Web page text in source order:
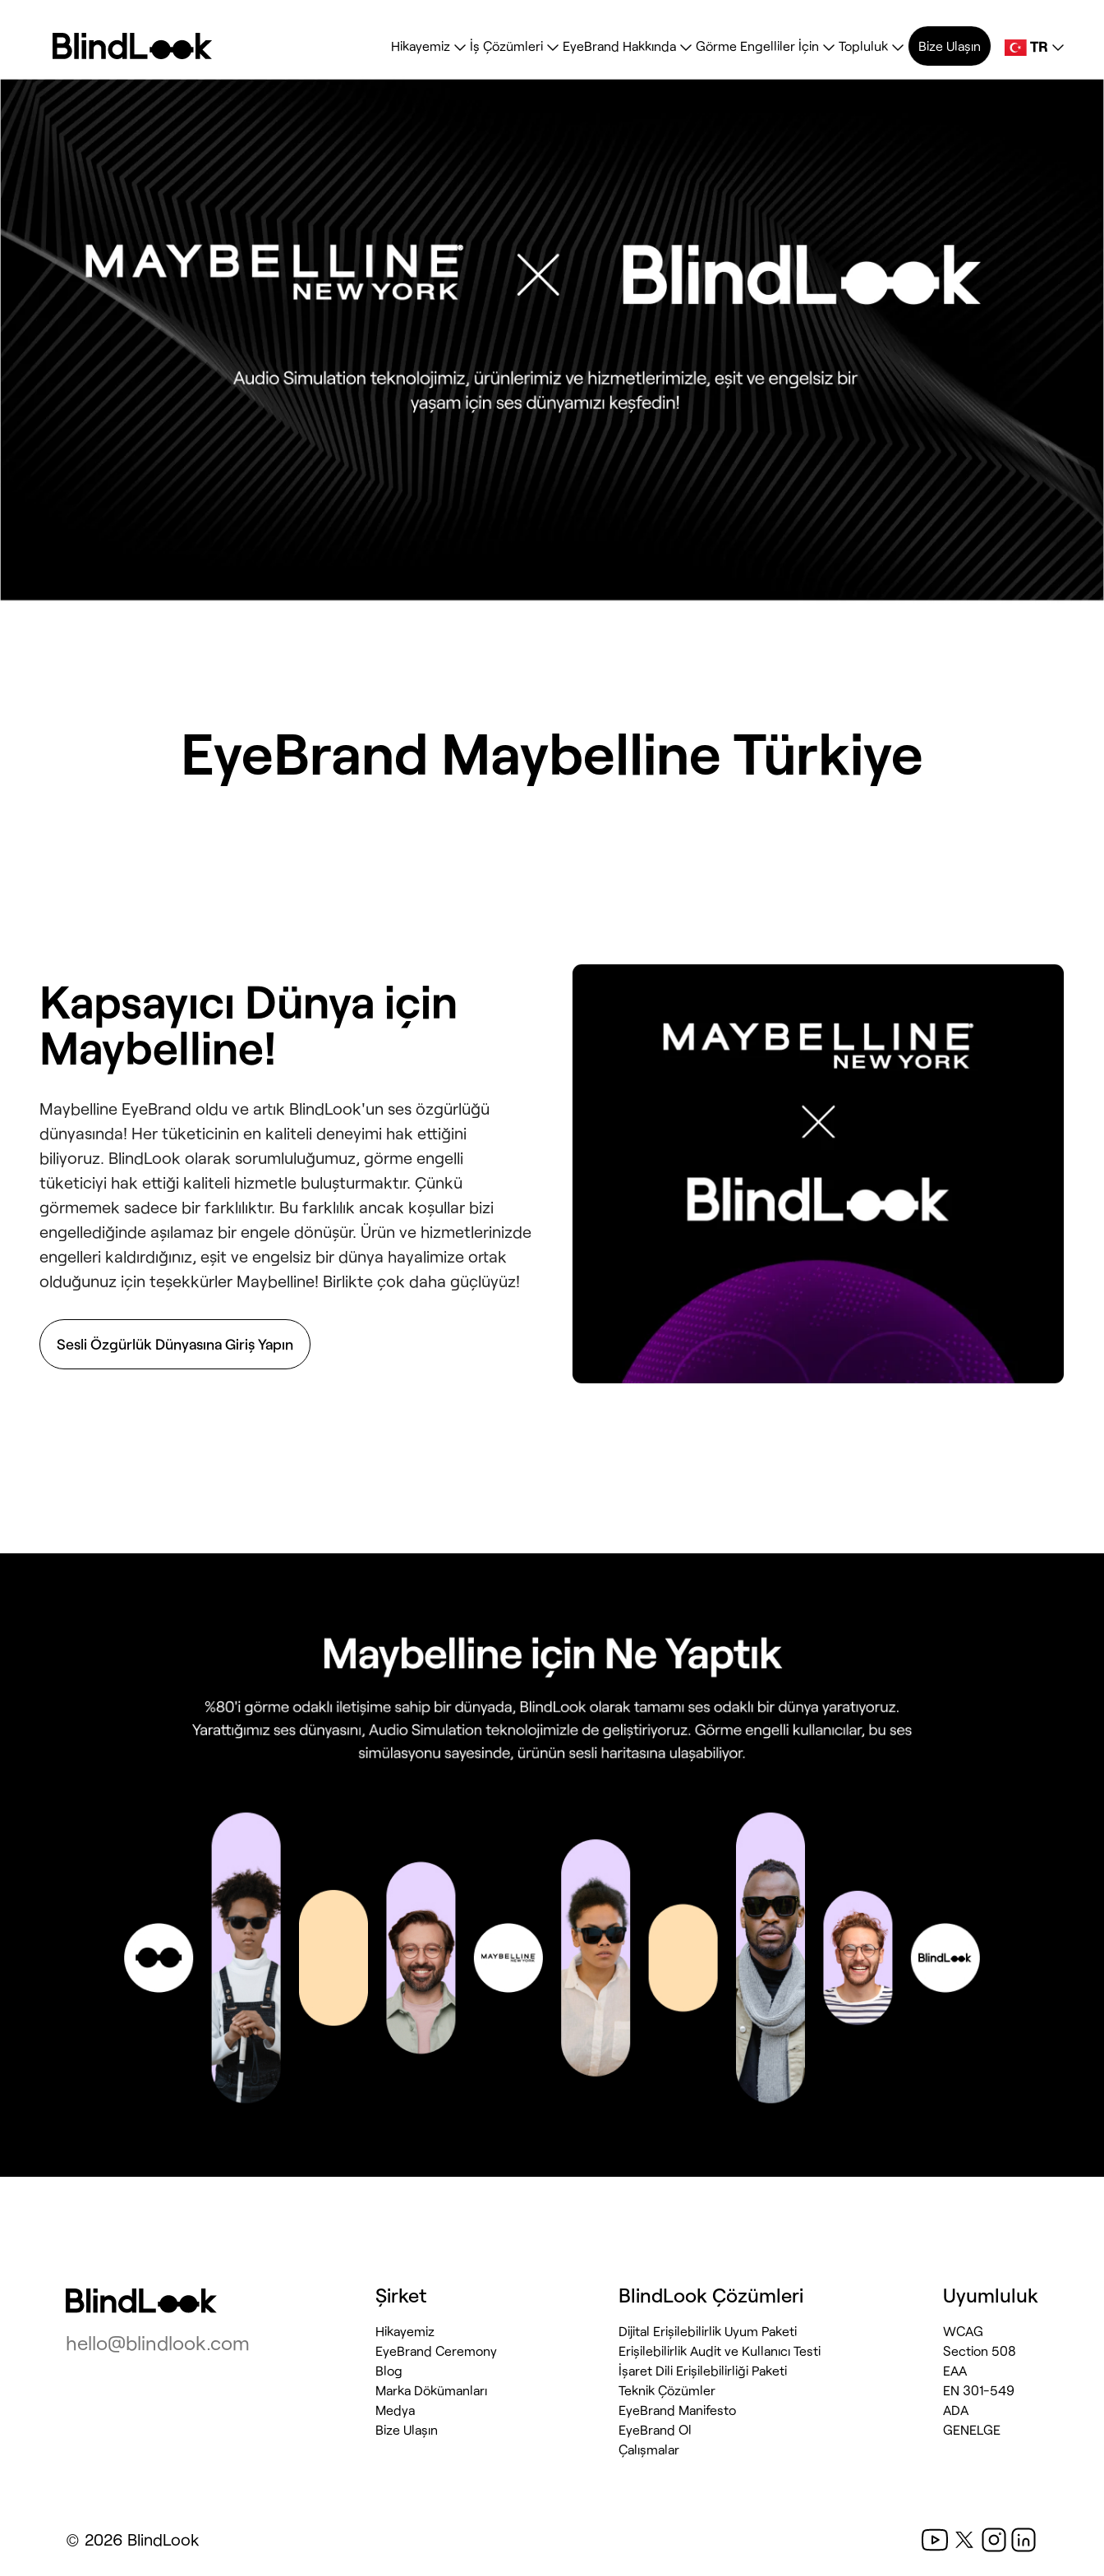
Hikayemiz İş Çözümleri EyeBrand Hakkında Görme Engelliler İçin Topluluk Bize Ulaşın TR
EyeBrand Maybelline Türkiye
Kapsayıcı Dünya için
Maybelline!
Maybelline EyeBrand oldu ve artık BlindLook'un ses özgürlüğü
dünyasında! Her tüketicinin en kaliteli deneyimi hak ettiğini
biliyoruz. BlindLook olarak sorumluluğumuz, görme engelli
tüketiciyi hak ettiği kaliteli hizmetle buluşturmaktır. Çünkü
görmemek sadece bir farklılıktır. Bu farklılık ancak koşullar bizi
engellediğinde aşılamaz bir engele dönüşür. Ürün ve hizmetlerinizde
engelleri kaldırdığınız, eşit ve engelsiz bir dünya hayalimize ortak
olduğunuz için teşekkürler Maybelline! Birlikte çok daha güçlüyüz!
Sesli Özgürlük Dünyasına Giriş Yapın
hello@blindlook.com
Şirket
Hikayemiz
EyeBrand Ceremony
Blog
Marka Dökümanları
Medya
Bize Ulaşın
BlindLook Çözümleri
Dijital Erişilebilirlik Uyum Paketi
Erişilebilirlik Audit ve Kullanıcı Testi
İşaret Dili Erişilebilirliği Paketi
Teknik Çözümler
EyeBrand Manifesto
EyeBrand Ol
Çalışmalar
Uyumluluk
WCAG
Section 508
EAA
EN 301-549
ADA
GENELGE
© 2026 BlindLook